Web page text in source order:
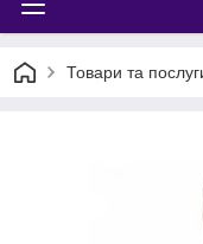
Товари та